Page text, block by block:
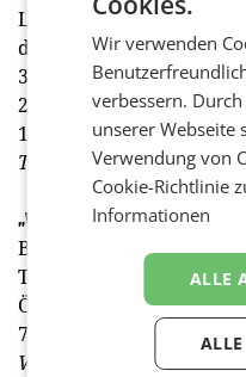
Leser), gefolgt von
die
Tiroler Tageszeitung
313.000 Lesern, die
247.000 Leser), die
161.000 Leser) sowie die
Tageszeitung(0,6%,
„Weekend Magazin” vorn
Bei den regionalen
Titel der
Österreicher bzw. 3,610
7% Reichweite bzw.
Woche
auf 3,4% bzw.
Wir verwenden
verbessern.
unserer Webseite
Verwendung von
Cookie-Richtlinie
Informationen
ALLE